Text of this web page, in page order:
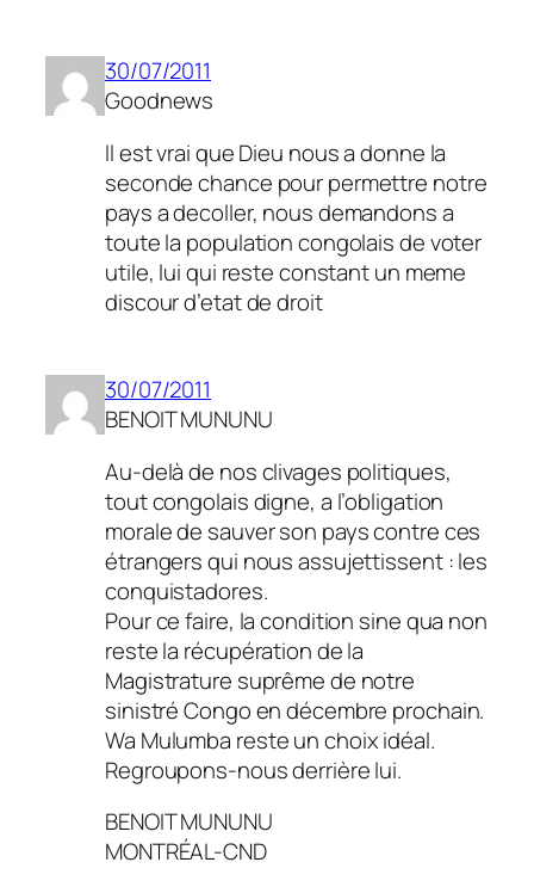
30/07/2011
Goodnews
Il est vrai que Dieu nous a donne la
seconde chance pour permettre notre
pays a decoller, nous demandons a
toute la population congolais de voter
utile, lui qui reste constant un meme
discour d’etat de droit
30/07/2011
BENOIT MUNUNU
Au-delà de nos clivages politiques,
tout congolais digne, a l’obligation
morale de sauver son pays contre ces
étrangers qui nous assujettissent : les
conquistadores.
Pour ce faire, la condition sine qua non
reste la récupération de la
Magistrature suprême de notre
sinistré Congo en décembre prochain.
Wa Mulumba reste un choix idéal.
Regroupons-nous derrière lui.
BENOIT MUNUNU
MONTRÉAL-CND